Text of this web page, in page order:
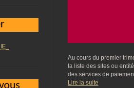
Au cours du premier
la liste des sites ou
des services de
Lire la suite